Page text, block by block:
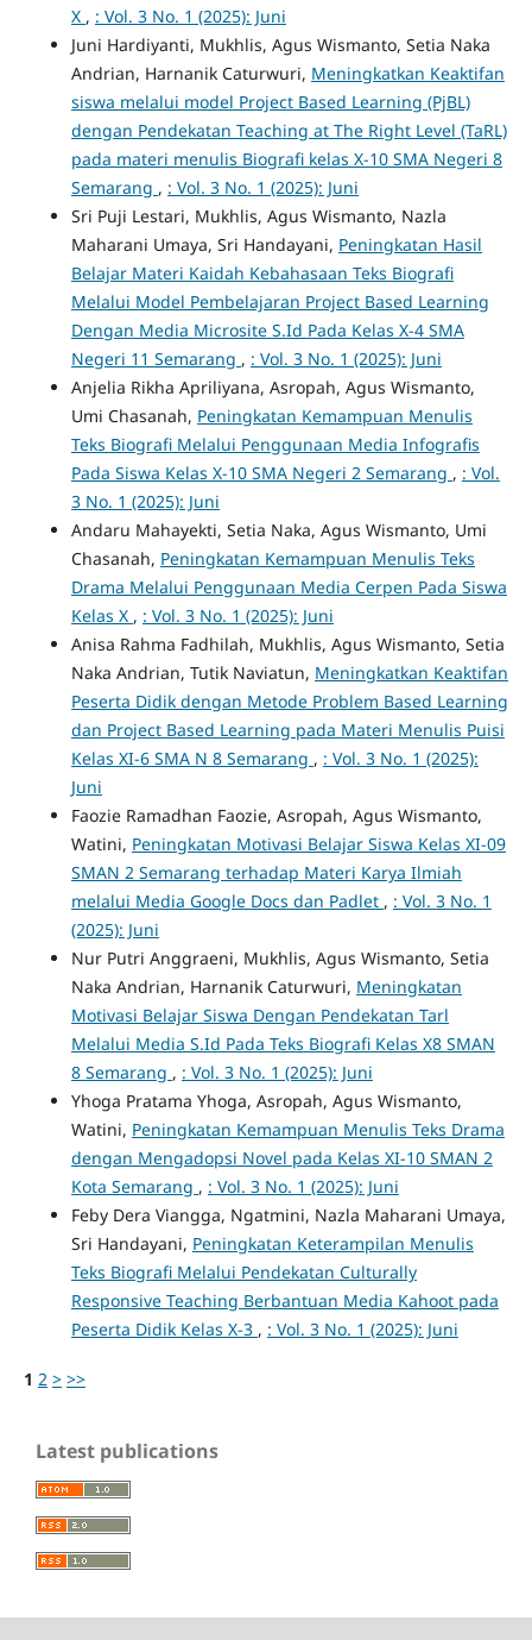
X , : Vol. 3 No. 1 (2025): Juni
Juni Hardiyanti, Mukhlis, Agus Wismanto, Setia Naka
Andrian, Harnanik Caturwuri, Meningkatkan Keaktifan
siswa melalui model Project Based Learning (PjBL)
dengan Pendekatan Teaching at The Right Level (TaRL)
pada materi menulis Biografi kelas X-10 SMA Negeri 8
Semarang , : Vol. 3 No. 1 (2025): Juni
Sri Puji Lestari, Mukhlis, Agus Wismanto, Nazla
Maharani Umaya, Sri Handayani, Peningkatan Hasil
Belajar Materi Kaidah Kebahasaan Teks Biografi
Melalui Model Pembelajaran Project Based Learning
Dengan Media Microsite S.Id Pada Kelas X-4 SMA
Negeri 11 Semarang , : Vol. 3 No. 1 (2025): Juni
Anjelia Rikha Apriliyana, Asropah, Agus Wismanto,
Umi Chasanah, Peningkatan Kemampuan Menulis
Teks Biografi Melalui Penggunaan Media Infografis
Pada Siswa Kelas X-10 SMA Negeri 2 Semarang , : Vol.
3 No. 1 (2025): Juni
Andaru Mahayekti, Setia Naka, Agus Wismanto, Umi
Chasanah, Peningkatan Kemampuan Menulis Teks
Drama Melalui Penggunaan Media Cerpen Pada Siswa
Kelas X , : Vol. 3 No. 1 (2025): Juni
Anisa Rahma Fadhilah, Mukhlis, Agus Wismanto, Setia
Naka Andrian, Tutik Naviatun, Meningkatkan Keaktifan
Peserta Didik dengan Metode Problem Based Learning
dan Project Based Learning pada Materi Menulis Puisi
Kelas XI-6 SMA N 8 Semarang , : Vol. 3 No. 1 (2025):
Juni
Faozie Ramadhan Faozie, Asropah, Agus Wismanto,
Watini, Peningkatan Motivasi Belajar Siswa Kelas XI-09
SMAN 2 Semarang terhadap Materi Karya Ilmiah
melalui Media Google Docs dan Padlet , : Vol. 3 No. 1
(2025): Juni
Nur Putri Anggraeni, Mukhlis, Agus Wismanto, Setia
Naka Andrian, Harnanik Caturwuri, Meningkatan
Motivasi Belajar Siswa Dengan Pendekatan Tarl
Melalui Media S.Id Pada Teks Biografi Kelas X8 SMAN
8 Semarang , : Vol. 3 No. 1 (2025): Juni
Yhoga Pratama Yhoga, Asropah, Agus Wismanto,
Watini, Peningkatan Kemampuan Menulis Teks Drama
dengan Mengadopsi Novel pada Kelas XI-10 SMAN 2
Kota Semarang , : Vol. 3 No. 1 (2025): Juni
Feby Dera Viangga, Ngatmini, Nazla Maharani Umaya,
Sri Handayani, Peningkatan Keterampilan Menulis
Teks Biografi Melalui Pendekatan Culturally
Responsive Teaching Berbantuan Media Kahoot pada
Peserta Didik Kelas X-3 , : Vol. 3 No. 1 (2025): Juni
1 2 > >>
Latest publications